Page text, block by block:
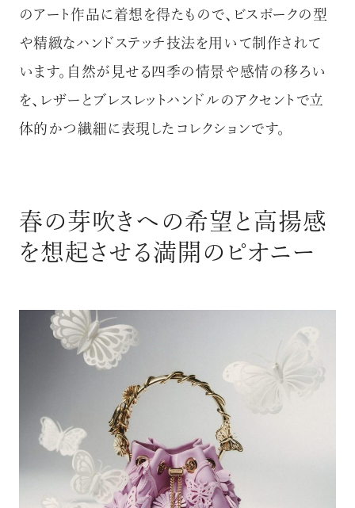
のアート作品に着想を得たもので、ビスポークの型
や精緻なハンドステッチ技法を用いて制作されて
います。自然が見せる四季の情景や感情の移ろい
を、レザーとブレスレットハンドルのアクセントで立
体的かつ繊細に表現したコレクションです。
春の芽吹きへの希望と高揚感
を想起させる満開のピオニー